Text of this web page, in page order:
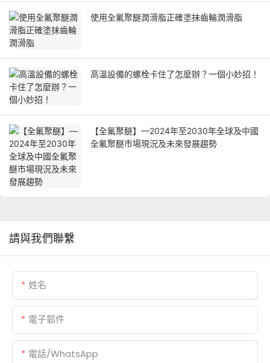
使用全氟聚醚潤滑脂正確塗抹齒輪潤滑脂
高溫設備的螺栓卡住了怎麼辦？一個小妙招！
【全氟聚醚】—2024年至2030年全球及中國
全氟聚醚市場現況及未來發展趨勢
請與我們聯繫
姓名
電子郵件
電話/WhatsApp